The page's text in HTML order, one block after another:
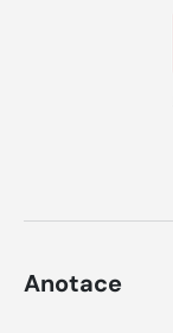
Anotace